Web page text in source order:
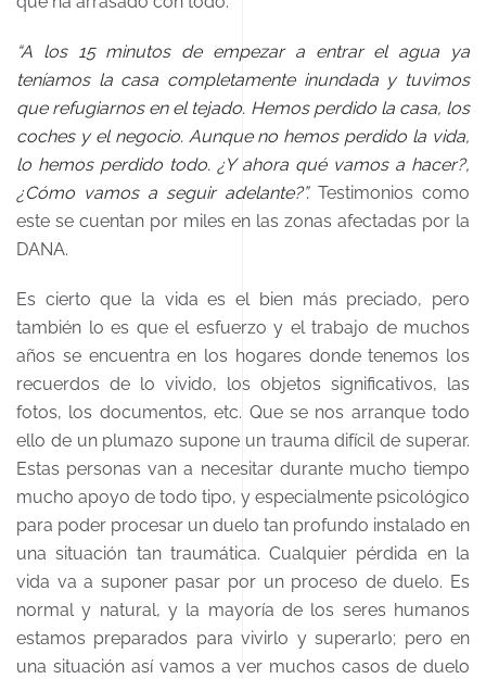
“A los 15 minutos de empezar a entrar el agua ya
teníamos la casa completamente inundada y tuvimos
que refugiarnos en el tejado. Hemos perdido la casa, los
coches y el negocio. Aunque no hemos perdido la vida,
lo hemos perdido todo. ¿Y ahora qué vamos a hacer?,
¿Cómo vamos a seguir adelante?”. Testimonios como
este se cuentan por miles en las zonas afectadas por la
DANA.
Es cierto que la vida es el bien más preciado, pero
también lo es que el esfuerzo y el trabajo de muchos
años se encuentra en los hogares donde tenemos los
recuerdos de lo vivido, los objetos significativos, las
fotos, los documentos, etc. Que se nos arranque todo
ello de un plumazo supone un trauma difícil de superar.
Estas personas van a necesitar durante mucho tiempo
mucho apoyo de todo tipo, y especialmente psicológico
para poder procesar un duelo tan profundo instalado en
una situación tan traumática. Cualquier pérdida en la
vida va a suponer pasar por un proceso de duelo. Es
normal y natural, y la mayoría de los seres humanos
estamos preparados para vivirlo y superarlo; pero en
una situación así vamos a ver muchos casos de duelo